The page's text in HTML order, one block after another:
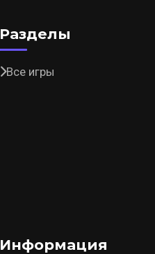
Разделы
Все игры
Информация